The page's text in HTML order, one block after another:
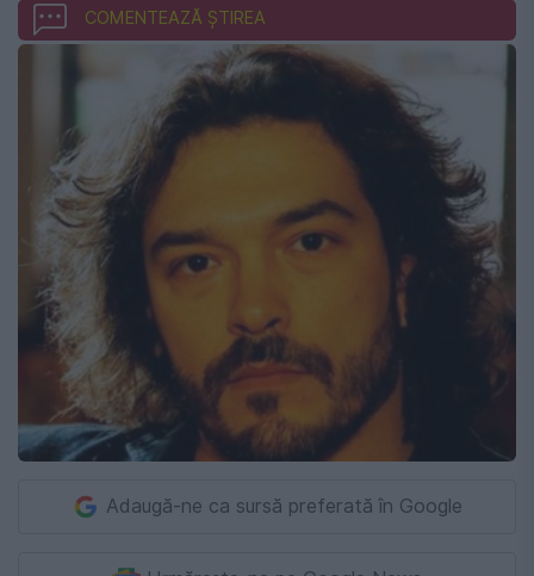
COMENTEAZĂ ȘTIREA
Adaugă-ne ca sursă preferată în Google